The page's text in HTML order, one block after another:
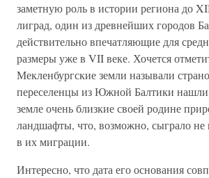
заметную роль в истории региона до
лиград, один из древнейших городов
действительно впечатляющие для
размеры уже в VII веке. Хочется
Мекленбургские земли называли
переселенцы из Южной Балтики
земле очень близкие своей родине
ландшафты, что, возможно, сыграло
в их миграции.
Интересно, что дата его основания